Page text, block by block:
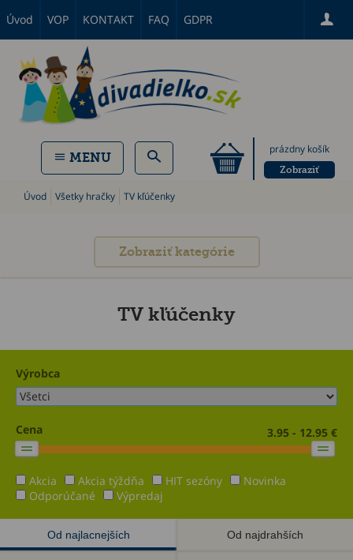
Úvod VOP KONTAKT FAQ GDPR
prázdny košík
Zobraziť
MENU
Úvod Všetky hračky TV kľúčenky
Zobraziť kategórie
TV kľúčenky
Výrobca
Cena 3.95 - 12.95 €
Akcia Akcia týždňa HIT sezóny
Novinka
Odporúčané
Výpredaj
Od najlacnejších Od najdrahších